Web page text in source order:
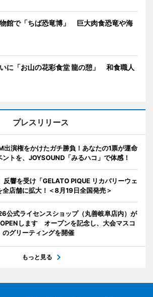
館で「ちば恐竜博」 巨大肉食恐竜や海
に「お山の花彩食堂 龍の憩」 和食職人
プレスリリース
演権をかけたガチ勝負！あなたの1票が運命
トを、JOYSOUND「みるハコ」で体感！
反響を受け「GELATO PIQUE リカバリーウェ
全店舗に拡大！＜8月19日全国発売＞
公式ライセンスショップ（丸善岐阜店内）が
します オープンを記念し、大会マスコ
のグリーティングを開催
もっと見る